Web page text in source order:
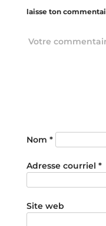
laisse ton
Nom *
Adresse courriel *
Site web